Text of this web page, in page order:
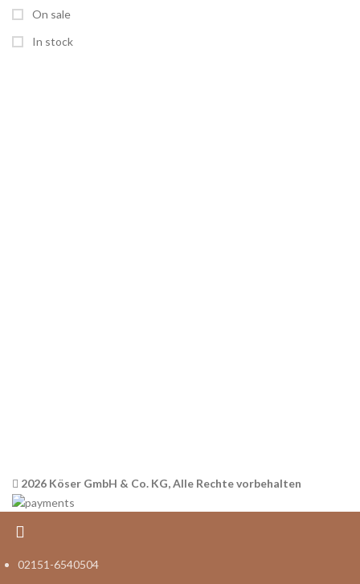
On sale
In stock
2026 Köser GmbH & Co. KG, Alle Rechte vorbehalten
02151-6540504